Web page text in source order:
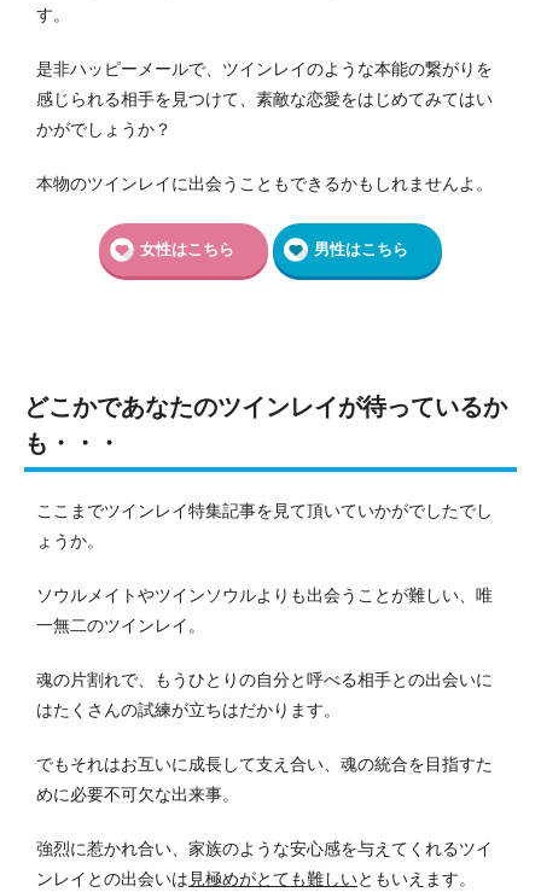
す。
是非ハッピーメールで、ツインレイのような本能の繋がりを
感じられる相手を見つけて、素敵な恋愛をはじめてみてはい
かがでしょうか？
本物のツインレイに出会うこともできるかもしれませんよ。
女性はこちら 男性はこちら
どこかであなたのツインレイが待っているか
も・・・
ここまでツインレイ特集記事を見て頂いていかがでしたでし
ょうか。
ソウルメイトやツインソウルよりも出会うことが難しい、唯
一無二のツインレイ。
魂の片割れで、もうひとりの自分と呼べる相手との出会いに
はたくさんの試練が立ちはだかります。
でもそれはお互いに成長して支え合い、魂の統合を目指すた
めに必要不可欠な出来事。
強烈に惹かれ合い、家族のような安心感を与えてくれるツイ
ンレイとの出会いは 見極めがとても難しいともいえます。